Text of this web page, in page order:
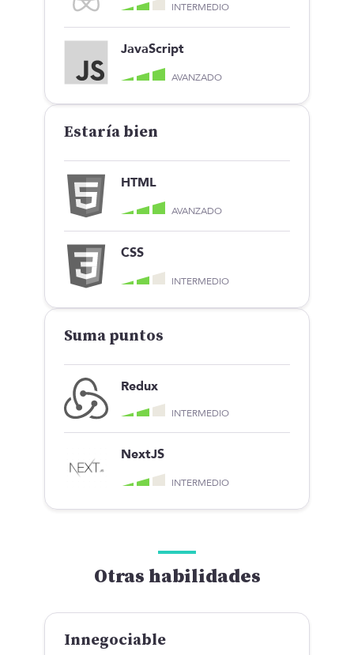
INTERMEDIO
JavaScript
AVANZADO
Estaría bien
HTML
AVANZADO
CSS
INTERMEDIO
Suma puntos
Redux
INTERMEDIO
NextJS
INTERMEDIO
Otras habilidades
Innegociable